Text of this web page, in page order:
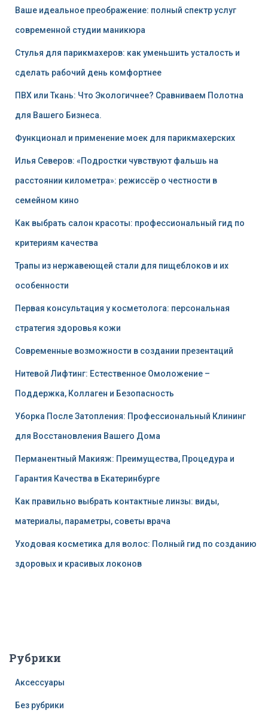
Ваше идеальное преображение: полный спектр услуг
современной студии маникюра
Стулья для парикмахеров: как уменьшить усталость и
сделать рабочий день комфортнее
ПВХ или Ткань: Что Экологичнее? Сравниваем Полотна
для Вашего Бизнеса.
Функционал и применение моек для парикмахерских
Илья Северов: «Подростки чувствуют фальшь на
расстоянии километра»: режиссёр о честности в
семейном кино
Как выбрать салон красоты: профессиональный гид по
критериям качества
Трапы из нержавеющей стали для пищеблоков и их
особенности
Первая консультация у косметолога: персональная
стратегия здоровья кожи
Современные возможности в создании презентаций
Нитевой Лифтинг: Естественное Омоложение –
Поддержка, Коллаген и Безопасность
Уборка После Затопления: Профессиональный Клининг
для Восстановления Вашего Дома
Перманентный Макияж: Преимущества, Процедура и
Гарантия Качества в Екатеринбурге
Как правильно выбрать контактные линзы: виды,
материалы, параметры, советы врача
Уходовая косметика для волос: Полный гид по созданию
здоровых и красивых локонов
Рубрики
Аксессуары
Без рубрики